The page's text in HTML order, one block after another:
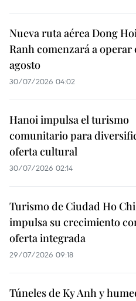
Nueva ruta aérea Dong
Ranh comenzará a operar
agosto
30/07/2026 04:02
Hanoi impulsa el turismo
comunitario para
oferta cultural
30/07/2026 02:14
Turismo de Ciudad Ho
impulsa su crecimiento
oferta integrada
29/07/2026 09:18
Túneles de Ky Anh y